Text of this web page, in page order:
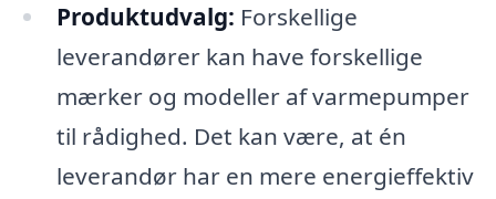
Produktudvalg: Forskellige
leverandører kan have forskellige
mærker og modeller af varmepumper
til rådighed. Det kan være, at én
leverandør har en mere energieffektiv